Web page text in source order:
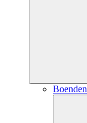
Boenden